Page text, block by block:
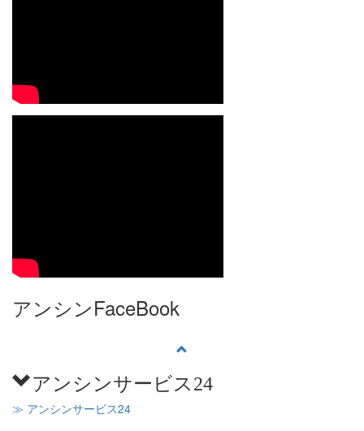
アンシンFaceBook
アンシンサービス24
≫ アンシンサービス24